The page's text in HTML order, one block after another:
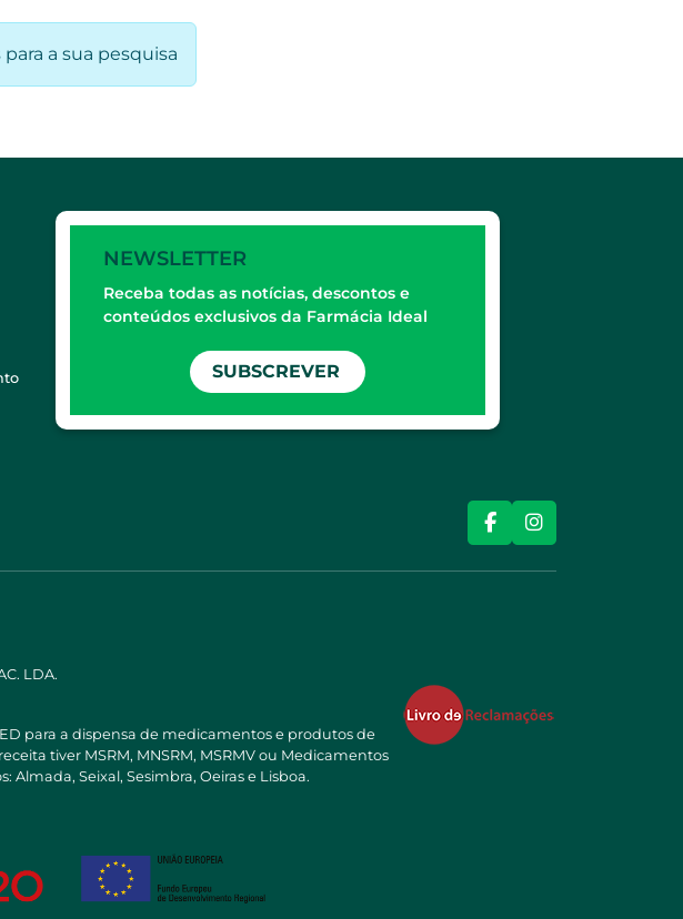
a sua pesquisa
NEWSLETTER
Receba todas as notícias, descontos e
conteúdos exclusivos da Farmácia Ideal
SUBSCREVER
LDA.
para a dispensa de medicamentos e produtos de
tiver MSRM, MNSRM, MSRMV ou Medicamentos
Almada, Seixal, Sesimbra, Oeiras e Lisboa.